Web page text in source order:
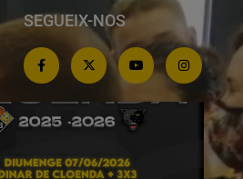
SEGUEIX-NOS